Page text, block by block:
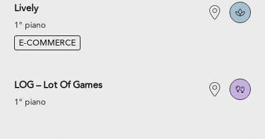
Lively
1° piano
E-COMMERCE
LOG – Lot Of Games
1° piano